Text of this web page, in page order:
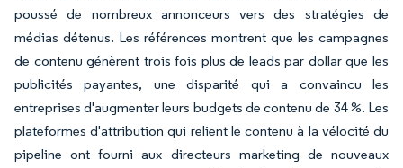
poussé de nombreux annonceurs vers des stratégies de
médias détenus. Les références montrent que les campagnes
de contenu génèrent trois fois plus de leads par dollar que les
publicités payantes, une disparité qui a convaincu les
entreprises d'augmenter leurs budgets de contenu de 34 %. Les
plateformes d'attribution qui relient le contenu à la vélocité du
pipeline ont fourni aux directeurs marketing de nouveaux